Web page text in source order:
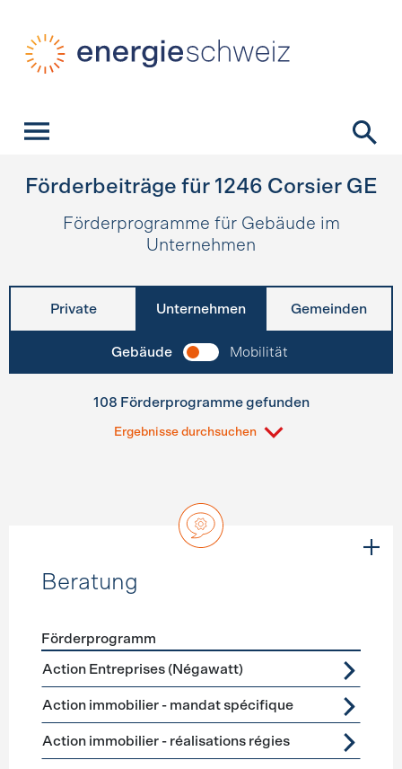
Förderbeiträge für 1246 Corsier GE
Förderprogramme für Gebäude im
Unternehmen
Private Unternehmen Gemeinden
Gebäude Mobilität
108 Förderprogramme gefunden
Ergebnisse durchsuchen
Beratung
Förderprogramme Beratung
Förderprogramm
Action Entreprises (Négawatt)
Action immobilier - mandat spécifique
Action immobilier - réalisations régies